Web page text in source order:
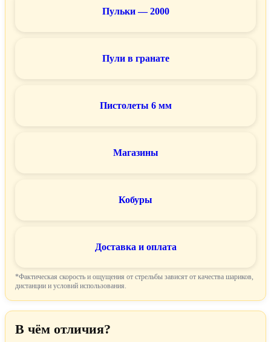
Пульки — 2000
Пули в гранате
Пистолеты 6 мм
Магазины
Кобуры
Доставка и оплата
*Фактическая скорость и ощущения от стрельбы зависят от качества шариков,
дистанции и условий использования.
В чём отличия?